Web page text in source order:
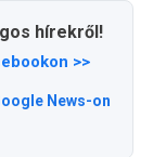
hírekről!
>>
News-on